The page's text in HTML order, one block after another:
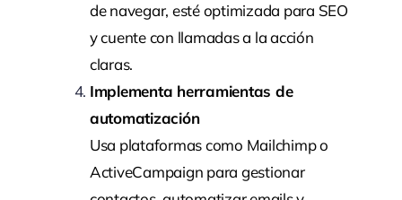
de navegar, esté optimizada para SEO
y cuente con llamadas a la acción
claras.
Implementa herramientas de
automatización
Usa plataformas como Mailchimpo
ActiveCampaign para gestionar